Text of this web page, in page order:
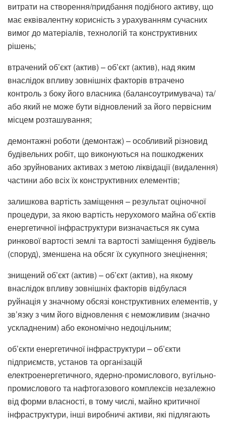
витрати на створення/придбання подібного активу, що
має еквівалентну корисність з урахуванням сучасних
вимог до матеріалів, технологій та конструктивних
рішень;
втрачений об’єкт (актив) – об’єкт (актив), над яким
внаслідок впливу зовнішніх факторів втрачено
контроль з боку його власника (балансоутримувача) та/
або який не може бути відновлений за його первісним
місцем розташування;
демонтажні роботи (демонтаж) – особливий різновид
будівельних робіт, що виконуються на пошкоджених
або зруйнованих активах з метою ліквідації (видалення)
частини або всіх їх конструктивних елементів;
залишкова вартість заміщення – результат оціночної
процедури, за якою вартість нерухомого майна об’єктів
енергетичної інфраструктури визначається як сума
ринкової вартості землі та вартості заміщення будівель
(споруд), зменшена на обсяг їх сукупного знецінення;
знищений об’єкт (актив) – об’єкт (актив), на якому
внаслідок впливу зовнішніх факторів відбулася
руйнація у значному обсязі конструктивних елементів, у
зв’язку з чим його відновлення є неможливим (значно
ускладненим) або економічно недоцільним;
об’єкти енергетичної інфраструктури – об’єкти
підприємств, установ та організацій
електроенергетичного, ядерно-промислового, вугільно-
промислового та нафтогазового комплексів незалежно
від форми власності, в тому числі, майно критичної
інфраструктури, інші виробничі активи, які підлягають